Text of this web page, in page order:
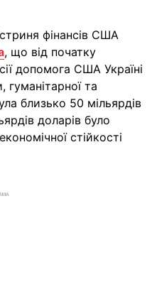
фінансів США
, що від початку
допомога США Україні
гуманітарної та
близько 50 мільярдів
доларів було
стійкості